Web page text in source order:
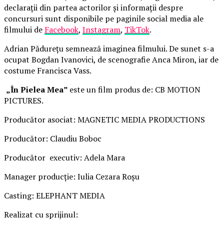
declarații din partea actorilor și informații despre
concursuri sunt disponibile pe paginile social media ale
filmului de Facebook, Instagram, TikTok.
Adrian Pădurețu semnează imaginea filmului. De sunet s-a
ocupat Bogdan Ivanovici, de scenografie Anca Miron, iar de
costume Francisca Vass.
„În Pielea Mea” este un film produs de: CB MOTION
PICTURES.
Producător asociat: MAGNETIC MEDIA PRODUCTIONS
Producător: Claudiu Boboc
Producător executiv: Adela Mara
Manager producție: Iulia Cezara Roșu
Casting: ELEPHANT MEDIA
Realizat cu sprijinul: